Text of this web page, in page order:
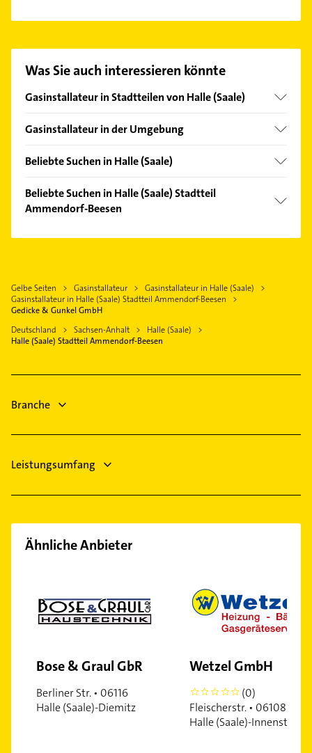
finden Sie alleKontaktdaten.
Was Sie auch interessieren könnte
Gasinstallateur in Stadtteilen von Halle (Saale)
Innenstadt
Gasinstallateur in der Umgebung
Schkopau
Schkeuditz
Mücheln (Geiseltal)
Delitzsch
Leipzig
Beliebte Suchen in Halle (Saale)
Rohrreinigung
Elektroinstallation
Fenster
Zahnarzt
Kammerjäger
Beliebte Suchen in Halle (Saale) Stadtteil
Ammendorf-Beesen
Zahnarzt
Bauunternehmen
Gartenbau & Landschaftsbau
Maler
Dachdecker
Gelbe Seiten Gasinstallateur
Gasinstallateur in Halle (Saale)
Gasinstallateur in Halle (Saale) Stadtteil Ammendorf-Beesen
Gedicke & Gunkel GmbH
Deutschland
Sachsen-Anhalt
Halle (Saale)
Halle (Saale) Stadtteil Ammendorf-Beesen
Branche
Leistungsumfang
Ähnliche Anbieter
Bose & Graul GbR
Berliner Str. • 06116
Halle (Saale)-Diemitz
Wetzel GmbH
0
(0)
Fleischerstr. • 06108
Halle (Saale)-Innenstadt